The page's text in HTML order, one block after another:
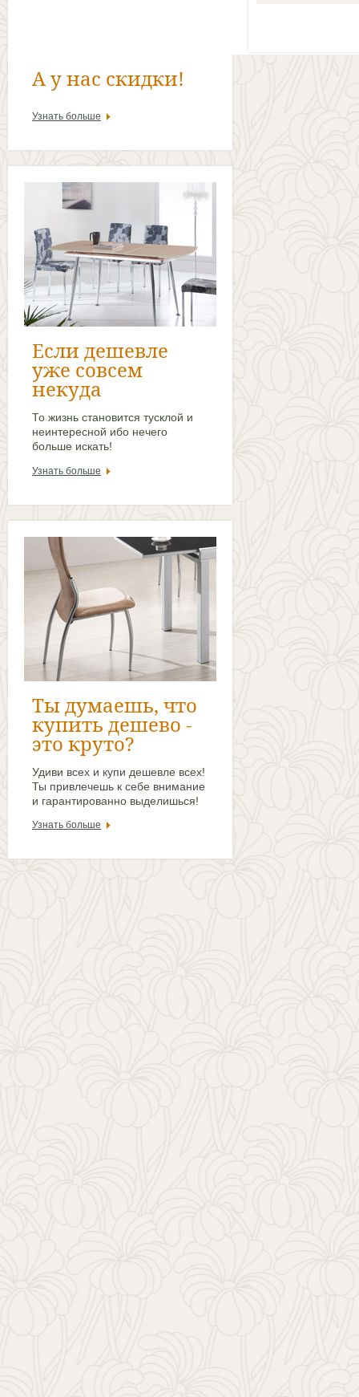
А у нас скидки!
Узнать больше
Если дешевле
уже совсем
некуда
То жизнь становится тусклой и
неинтересной ибо нечего
больше искать!
Узнать больше
Ты думаешь, что
купить дешево -
это круто?
Удиви всех и купи дешевле всех!
Ты привлечешь к себе внимание
и гарантированно выделишься!
Узнать больше